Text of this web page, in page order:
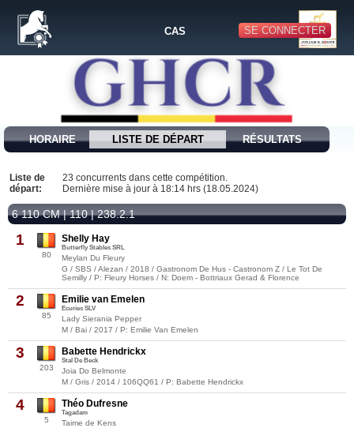
SE CONNECTER
CAS
HORAIRE LISTE DE DÉPART RÉSULTATS
Liste de
départ:
23 concurrents dans cette compétition.
Dernière mise à jour à 18:14 hrs (18.05.2024)
6 110 CM | 110 | 238.2.1
1
80
Shelly Hay
Butterfly Stables SRL
Meylan Du Fleury
G / SBS / Alezan / 2018 / Gastronom De Hus - Castronom Z / Le Tot De
Semilly / P: Fleury Horses / N: Doem - Bottriaux Gerad & Florence
2
85
Emilie van Emelen
Ecuries SLV
Lady Sierania Pepper
M / Bai / 2017 / P: Emilie Van Emelen
3
203
Babette Hendrickx
Stal De Beck
Joia Do Belmonte
M / Gris / 2014 / 106QQ61 / P: Babette Hendrickx
4
5
Théo Dufresne
Tagadam
Taime de Kens